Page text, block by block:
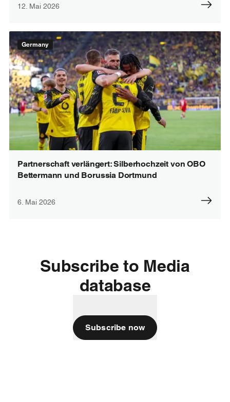
12. Mai 2026
Germany
Partnerschaft verlängert: Silberhochzeit von OBO
Bettermann und Borussia Dortmund
6. Mai 2026
Subscribe to Media
database
Subscribe now